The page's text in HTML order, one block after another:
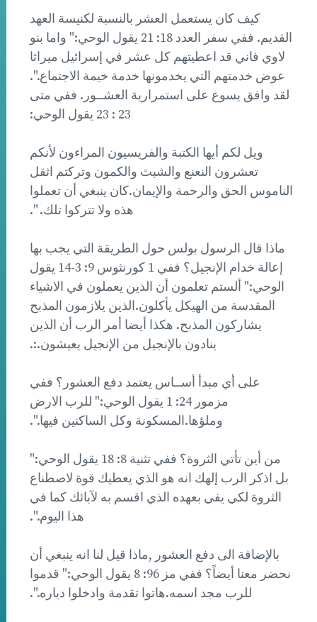
كيف كان يستعمل العشر بالنسبة لكنيسة العهد
القديم. ففي سفر العدد 18: 21 يقول الوحي:" واما بنو
لاوي فاني قد اعطيتهم كل عشر في إسرائيل ميراثا
عوض خدمتهم التي يخدمونها خدمة خيمة الاجتماع.".
لقد وافق يسوع على استمرارية العشــور. ففي متى
23 : 23 يقول الوحي:
ويل لكم أيها الكتبة والفريسيون المراءون لأنكم
تعشرون النعنع والشبث والكمون وتركتم اثقل
الناموس الحق والرحمة والإيمان.كان ينبغي أن تعملوا
هذه ولا تتركوا تلك. ".
ماذا قال الرسول بولس حول الطريقة التي يجب بها
إعالة خدام الإنجيل؟ ففي 1 كورنثوس 9: 3-14 يقول
الوحي:" ألستم تعلمون أن الذين يعملون في الاشياء
المقدسة من الهيكل يأكلون.الذين يلازمون المذبح
يشاركون المذبح. هكذا أيضا أمر الرب أن الذين
ينادون بالإنجيل من الإنجيل يعيشون.:.
على أي مبدأ أســاس يعتمد دفع العشور؟ ففي
مزمور 24: 1 يقول الوحي:" للرب الارض
وملؤها.المسكونة وكل الساكنين فيها.".
من أين تأتي الثروة؟ ففي تثنية 8: 18 يقول الوحي:"
بل اذكر الرب إلهك انه هو الذي يعطيك قوة لاصطناع
الثروة لكي يفي بعهده الذي اقسم به لآبائك كما في
هذا اليوم.".
بالإضافة الى دفع العشور ,ماذا قيل لنا انه ينبغي أن
نحضر معنا أيضاً؟ ففي مز 96: 8 يقول الوحي:" قدموا
للرب مجد اسمه.هاتوا تقدمة وادخلوا دياره.".